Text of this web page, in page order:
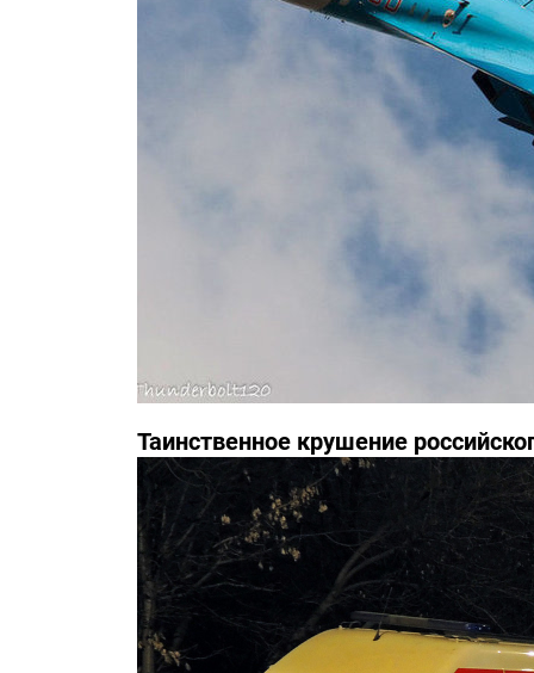
Таинственное крушение
инциденте засекречены